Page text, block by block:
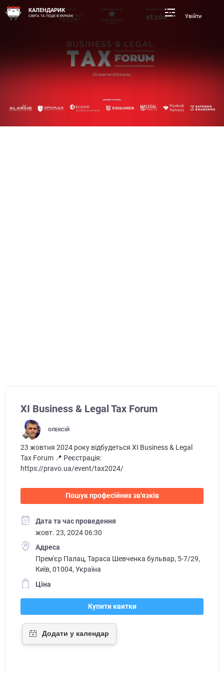
КАЛЕНДАРИК
СВЯТА ТА ПОДІЇ В УКРАЇНІ Увійти
XІ Business & Legal Tax Forum
ОЛЕКСІЙ
23 жовтня 2024 року відбудеться XІ Business & Legal
Tax Forum 📍 Реєстрація:
https://pravo.ua/event/tax2024/
Пошук професійних зв'язків
Дата та час проведення
жовт. 23, 2024 06:30
Адреса
Прем'єр Палац, Тараса Шевченка бульвар, 5-7/29,
Київ, 01004, Україна
Ціна
Купити квитки